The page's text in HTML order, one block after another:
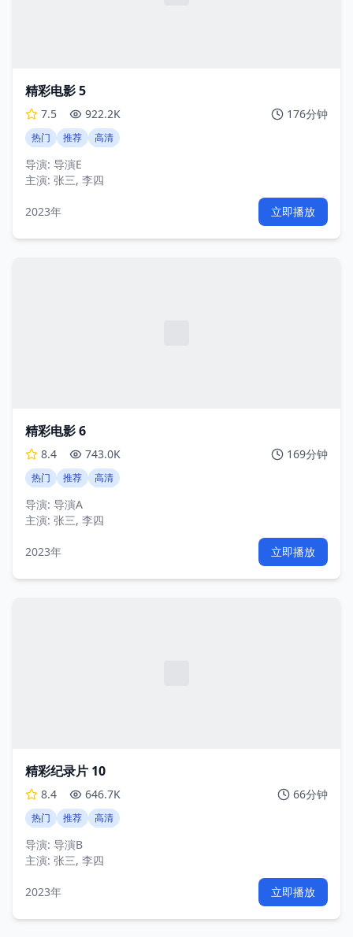
精彩电影 5
7.5 922.2K 176分钟
热门 推荐 高清
导演: 导演E
主演: 张三, 李四
2023年 立即播放
精彩电影 6
8.4 743.0K 169分钟
热门 推荐 高清
导演: 导演A
主演: 张三, 李四
2023年 立即播放
精彩纪录片 10
8.4 646.7K 66分钟
热门 推荐 高清
导演: 导演B
主演: 张三, 李四
2023年 立即播放